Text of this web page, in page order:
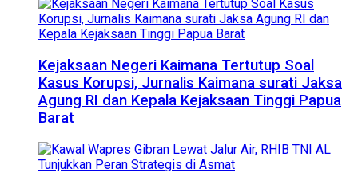
Kejaksaan Negeri Kaimana Tertutup Soal
Kasus Korupsi, Jurnalis Kaimana surati Jaksa
Agung RI dan Kepala Kejaksaan Tinggi Papua
Barat